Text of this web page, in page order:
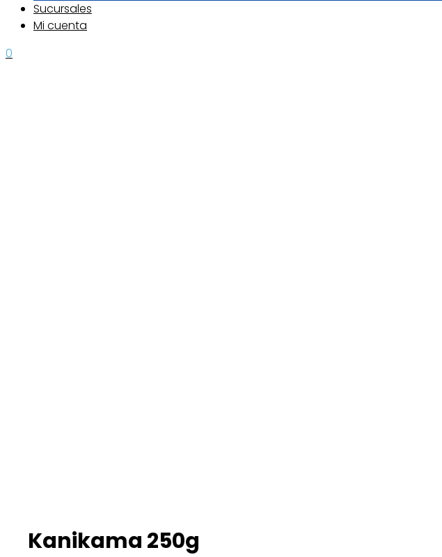
Sucursales
Mi cuenta
0
Kanikama 250g